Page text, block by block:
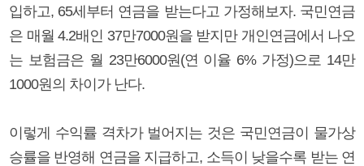
입하고, 65세부터 연금을 받는다고 가정해보자. 국민연금
은 매월 4.2배인 37만7000원을 받지만 개인연금에서 나오
는 보험금은 월 23만6000원(연 이율 6% 가정)으로 14만
1000원의 차이가 난다.
이렇게 수익률 격차가 벌어지는 것은 국민연금이 물가상
승률을 반영해 연금을 지급하고, 소득이 낮을수록 받는 연